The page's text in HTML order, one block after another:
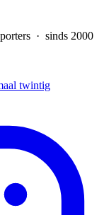
· sinds 2000
twintig